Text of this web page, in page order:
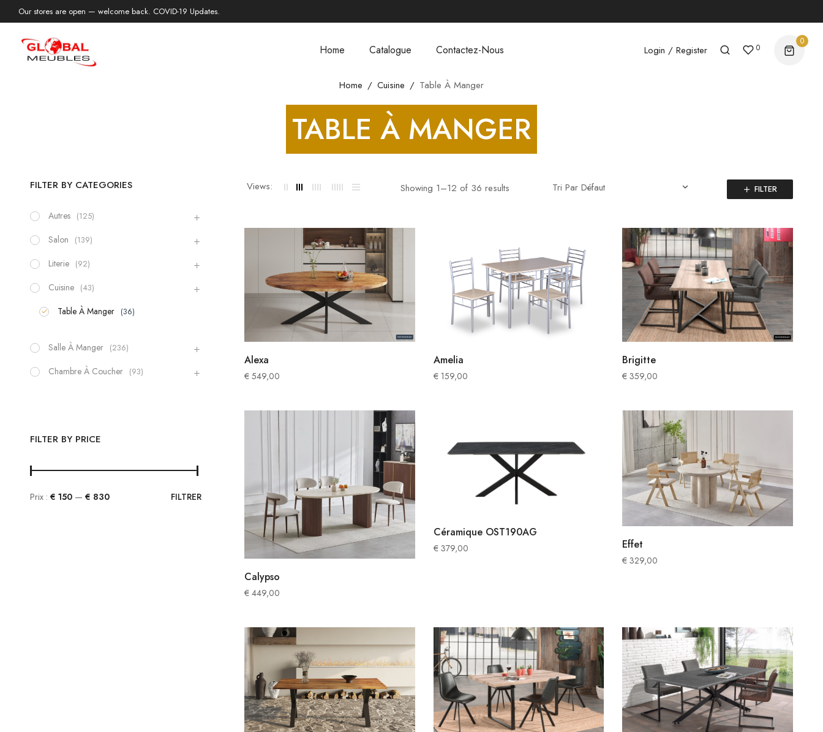
Our stores are open — welcome back. COVID-19 Updates.
Home Catalogue Contactez-Nous Login / Register 0
0
TABLE À MANGER
Home Cuisine Table À Manger
Showing 1–12 of 36 results
Views: FILTER
Alexa
€549,00
Amelia
€159,00
Brigitte
€ 359,00
Calypso
€449,00
Céramique OST190AG
€379,00 Effet
€ 329,00
FILTER BY CATEGORIES
Autres (125)
Salon (139)
Literie (92)
Cuisine (43)
Table À Manger (36)
Salle À Manger (236)
Chambre À Coucher (93)
FILTER BY PRICE
FILTRER
Prix : € 150— € 830